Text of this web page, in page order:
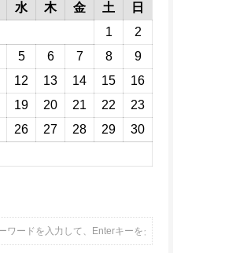
水 木 金 土
日
1
2
5 6 7 8
9
12 13 14 15
16
19 20 21 22
23
26 27 28 29
30